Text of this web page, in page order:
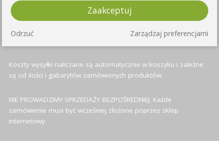
INFORMACJE O WYSYŁCE
Przy każdym produkcie znajduje się informacja o czasie wysyłki -
standardowo jest to od 3 do 4 dni roboczych
Koszty wysyłki naliczane są automatycznie w koszyku i zależne
są od ilości i gabarytów zamówionych produktów.
NIE PROWADZIMY SPRZEDAŻY BEZPOŚREDNIEJ. Każde
zamówienie musi być wcześniej złożone poprzez sklep
internetowy.
Zaakceptuj
Zarządzaj preferencjami
Odrzuć